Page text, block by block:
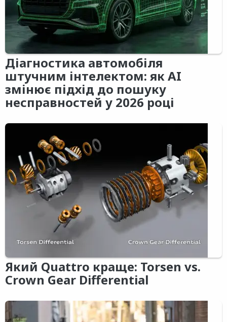
Діагностика автомобіля
штучним інтелектом: як AI
змінює підхід до пошуку
несправностей у 2026 році
Який Quattro краще: Torsen vs.
Crown Gear Differential